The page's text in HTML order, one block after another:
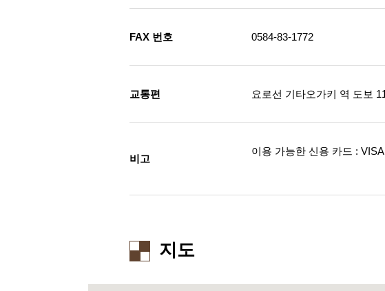
FAX 번호 0584-83-1772
교통편 요로선 기타오가키 역 도보
비고
이용 가능한 신용 카드 :
지도